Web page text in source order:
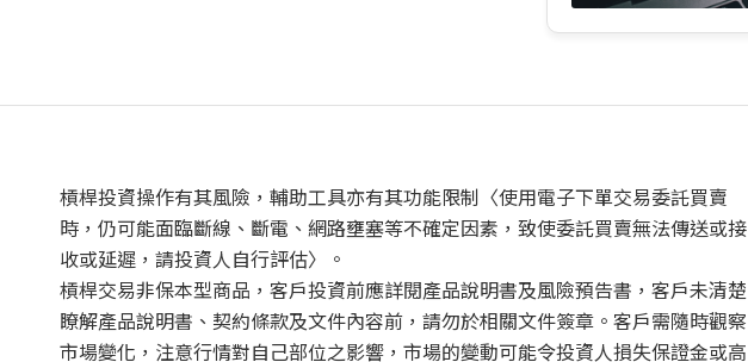
槓桿投資操作有其風險，輔助工具亦有其功能限制〈使用電子下單交易委託買賣
時，仍可能面臨斷線、斷電、網路壅塞等不確定因素，致使委託買賣無法傳送或接
收或延遲，請投資人自行評估〉。
槓桿交易非保本型商品，客戶投資前應詳閱產品說明書及風險預告書，客戶未清楚
瞭解產品說明書、契約條款及文件內容前，請勿於相關文件簽章。客戶需隨時觀察
市場變化，注意行情對自己部位之影響，市場的變動可能令投資人損失保證金或高